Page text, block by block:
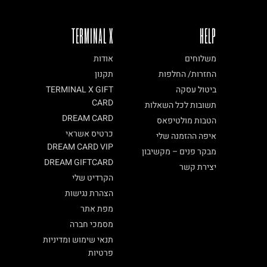
TERMINAL X
אודות
תקנון
TERMINAL X GIFT
CARD
DREAM CARD
כרטיס אשראי
DREAM CARD VIP
DREAM GIFTCARD
הקרדיט שלי
הצהרת נגישות
מפת אתר
מסמכי חברה
תנאי שימוש ומדיניות
פרטיות
HELP
משלוחים
החזרות/ החלפות
ביטול עסקה
תשובות לכל השאלות
הטבות מולטיפאס
איפה ההזמנה שלי
מבקר פנים – מקשיבון
יצירת קשר